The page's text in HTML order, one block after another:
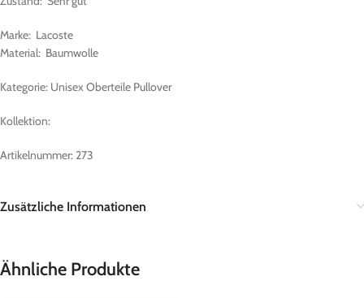
Marke: Lacoste
Material: Baumwolle
Kategorie: Unisex Oberteile Pullover
Kollektion:
Artikelnummer: 273
Zusätzliche Informationen
Ähnliche Produkte